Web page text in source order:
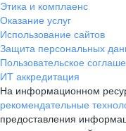
Этика и комплаенс
Оказание услуг
Использование сайтов
Защита персональных
Пользовательское
ИТ аккредитация
На информационном
рекомендательные
предоставления